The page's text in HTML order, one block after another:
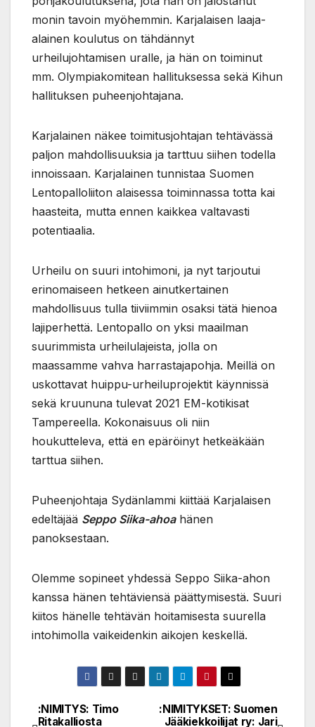
monin tavoin myöhemmin. Karjalaisen laaja-
alainen koulutus on tähdännyt
urheilujohtamisen uralle, ja hän on toiminut
mm. Olympiakomitean hallituksessa sekä Kihun
hallituksen puheenjohtajana.
Karjalainen näkee toimitusjohtajan tehtävässä
paljon mahdollisuuksia ja tarttuu siihen todella
innoissaan. Karjalainen tunnistaa Suomen
Lentopalloliiton alaisessa toiminnassa totta kai
haasteita, mutta ennen kaikkea valtavasti
potentiaalia.
Urheilu on suuri intohimoni, ja nyt tarjoutui
erinomaiseen hetkeen ainutkertainen
mahdollisuus tulla tiiviimmin osaksi tätä hienoa
lajiperhettä. Lentopallo on yksi maailman
suurimmista urheilulajeista, jolla on
maassamme vahva harrastajapohja. Meillä on
uskottavat huippu-urheiluprojektit käynnissä
sekä kruununa tulevat 2021 EM-kotikisat
Tampereella. Kokonaisuus oli niin
houkutteleva, että en epäröinyt hetkeäkään
tarttua siihen.
Puheenjohtaja Sydänlammi kiittää Karjalaisen
edeltäjää Seppo Siika-ahoahänen
panoksestaan.
Olemme sopineet yhdessä Seppo Siika-ahon
kanssa hänen tehtäviensä päättymisestä. Suuri
kiitos hänelle tehtävän hoitamisesta suurella
intohimolla vaikeidenkin aikojen keskellä.
Post
:NIMITYKSET: Suomen
Jääkiekkoilijat ry: Jari
:NIMITYS: Timo
Ritakalliosta